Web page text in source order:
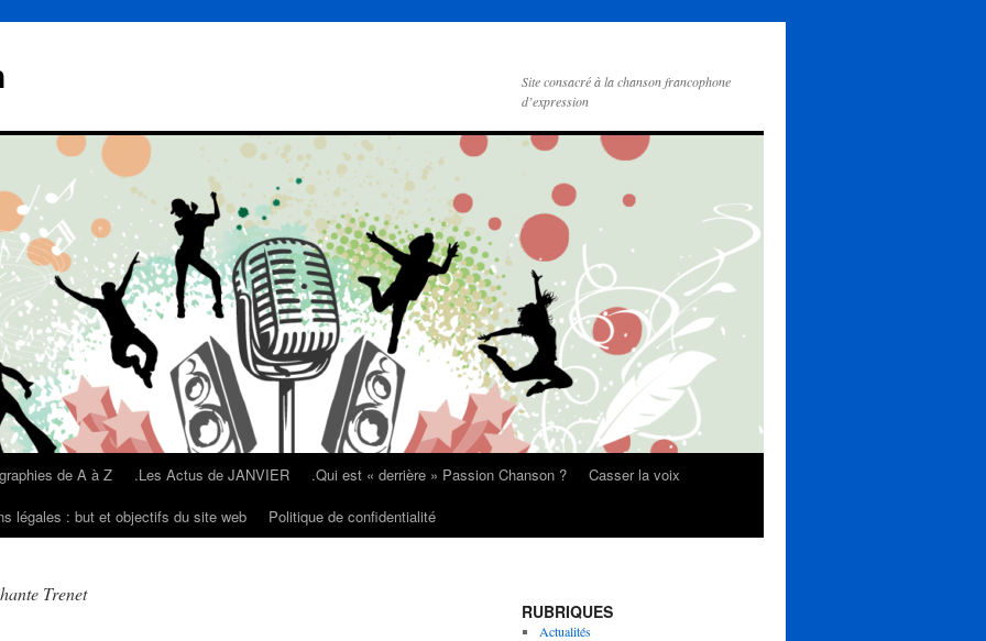
Site consacré à la chanson francophone
d’expression
de A à Z .Les Actus de JANVIER .Qui est « derrière » Passion Chanson ?
Casser la voix
légales : but et objectifs du site web Politique de confidentialité
Trenet
RUBRIQUES
Actualités